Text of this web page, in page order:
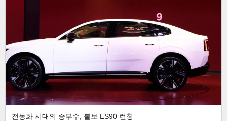
전동화 시대의 승부수, 볼보 ES90 런칭